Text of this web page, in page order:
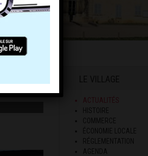
ACTUALITÉS
HISTOIRE
COMMERCE
ÉCONOMIE LOCALE
RÉGLEMENTATION
AGENDA